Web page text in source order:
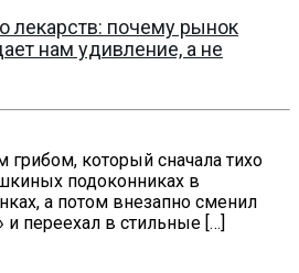
лекарств: почему рынок
нам удивление, а не
грибом, который сначала тихо
подоконниках в
а потом внезапно сменил
и переехал в стильные […]